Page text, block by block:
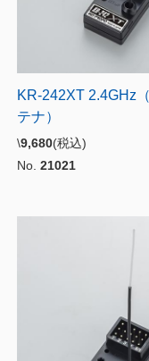
KR-242XT 2.4GHz
テナ）
\9,680(税込)
No. 21021